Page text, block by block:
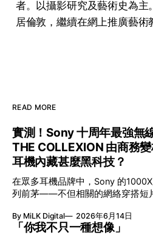
者。以攝影研究及藝術史為主
居倫敦，繼續在網上推廣藝術
READ MORE
實測！Sony 十周年最強無
THE COLLEXION 由商務
耳機內藏甚麼黑科技？
在眾多耳機品牌中，Sony 的
列前茅——不但相關的網絡穿搭短
VGP 金獎，也是 Amazon 折扣日的
By MiLK Digital 2026年6月14日
「你我不只一種想像」